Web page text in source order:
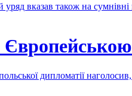
вказав також на
дипломатії